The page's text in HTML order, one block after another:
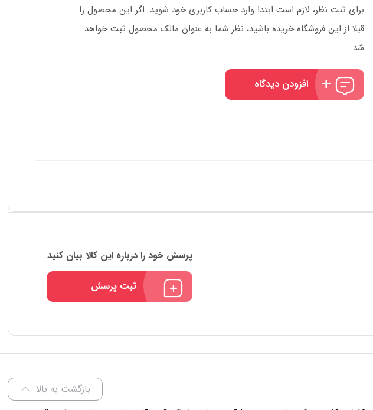
برای ثبت نظر، لازم است ابتدا وارد حساب کاربری خود شوید. اگر این محصول را
قبلا از این فروشگاه خریده باشید، نظر شما به عنوان مالک محصول ثبت خواهد
شد.
افزودن دیدگاه
پرسش خود را درباره این کالا بیان کنید
ثبت پرسش
بازگشت به بالا